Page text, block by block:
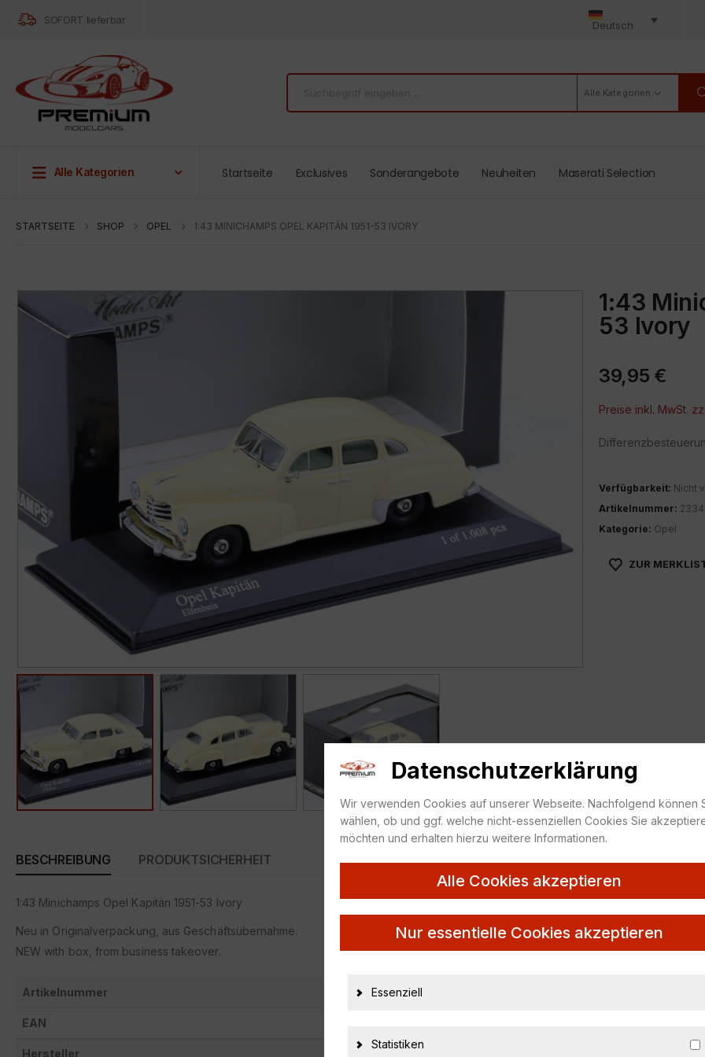
SOFORT lieferbar Deutsch
Alle Kategorien
Alle Kategorien Startseite Exclusives Sonderangebote Neuheiten Maserati Selection
STARTSEITE SHOP OPEL 1:43 MINICHAMPS OPEL KAPITÄN 1951-53 IVORY
1:43
53 Ivory
39,95 €
Preise inkl. MwSt.
Verfügbarkeit: Nicht
Artikelnummer:
Kategorie: Opel
ZUR
BESCHREIBUNG PRODUKTSICHERHEIT
1:43 Minichamps Opel Kapitän 1951-53 Ivory
Neu in Originalverpackung, aus Geschäftsübernahme.
NEW with box, from business takeover.
Artikelnummer
EAN
Hersteller
Datenschutzerklärung
Wir verwenden Cookies auf unserer Webseite. Nachfolgend können
wählen, ob und ggf. welche nicht-essenziellen Cookies Sie
möchten und erhalten hierzu weitere Informationen.
Alle Cookies akzeptieren
Nur essentielle Cookies akzeptieren
Essenziell
Statistiken